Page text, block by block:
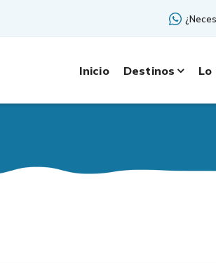
Inicio Destinos Lo